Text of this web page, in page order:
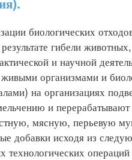
биологических
гибели животных,
и научной
организмами и
на организациях
и перерабатывают
мясную, перьевую
добавки исходя из
технологических